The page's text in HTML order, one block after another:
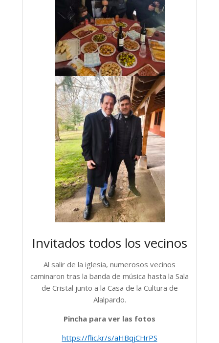
Invitados todos los vecinos
Al salir de la iglesia, numerosos vecinos
caminaron tras la banda de música hasta la Sala
de Cristal junto a la Casa de la Cultura de
Alalpardo.
Pincha para ver las fotos
https://flic.kr/s/aHBqjCHrPS